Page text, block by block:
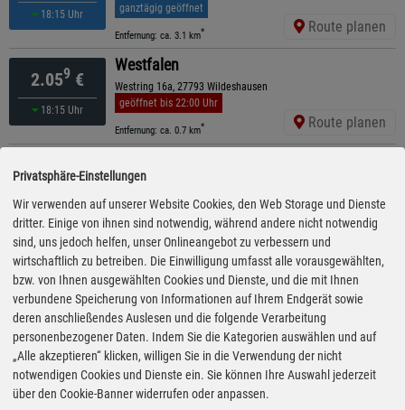
18:15 Uhr
ganztägig geöffnet
Entfernung: ca. 3.1 km* Route planen
2.059 €
18:15 Uhr
Westfalen
Westring 16a, 27793 Wildeshausen
geöffnet bis 22:00 Uhr
Entfernung: ca. 0.7 km* Route planen
2.104€
14:55 Uhr
Ahlhorner Str. 49, 27793 Wildeshausen
geöffnet bis 22:00 Uhr
Entfernung: ca. 1.6 km* Route planen
2.109€
18:25 Uhr
freie Tankstelle
Am Bahnhof 30, 49429 Rechterfeld
ganztägig geöffnet
Entfernung: ca. 5.6 km * Route planen
2.139€
15:55 Uhr
AVIA
Rechterfelder Straße 45, 49429 Visbek
ganztägig geöffnet
Privatsphäre-Einstellungen
Wir verwenden auf unserer Website Cookies, den Web Storage und Dienste
dritter. Einige von ihnen sind notwendig, während andere nicht notwendig
sind, uns jedoch helfen, unser Onlineangebot zu verbessern und
wirtschaftlich zu betreiben. Die Einwilligung umfasst alle vorausgewählten,
bzw. von Ihnen ausgewählten Cookies und Dienste, und die mit Ihnen
verbundene Speicherung von Informationen auf Ihrem Endgerät sowie
deren anschließendes Auslesen und die folgende Verarbeitung
personenbezogener Daten. Indem Sie die Kategorien auswählen und auf
„Alle akzeptieren“ klicken, willigen Sie in die Verwendung der nicht
notwendigen Cookies und Dienste ein. Sie können Ihre Auswahl jederzeit
über den Cookie-Banner widerrufen oder anpassen.